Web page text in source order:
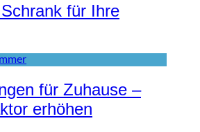
für Ihre
für Zuhause –
erhöhen